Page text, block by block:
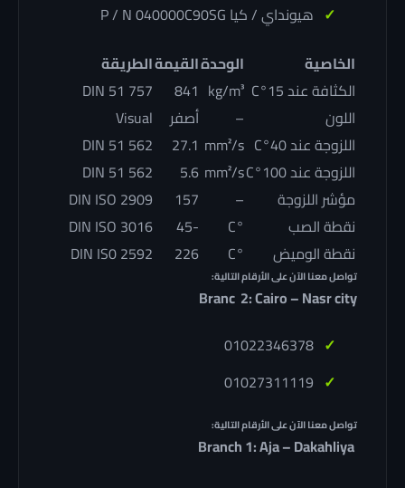
هيونداي / كيا P / N 040000C90SG
الخاصية
الوحدةالقيمةالطريقة
الكثافة عند 15°C
kg/m³
841
DIN 51 757
اللون
– أصفر
Visual
اللزوجة عند 40°C
mm²/s
27.1
DIN 51 562
اللزوجة عند 100°C
mm²/s
5.6
DIN 51 562
مؤشر اللزوجة
–
157
DIN ISO 2909
نقطة الصب
°C
-45
DIN ISO 3016
نقطة الوميض
°C
226
DIN IS0 2592
تواصل معنا الآن على الأرقام التالية:
Branc 2: Cairo – Nasr city
01022346378
01027311119
تواصل معنا الآن على الأرقام التالية: